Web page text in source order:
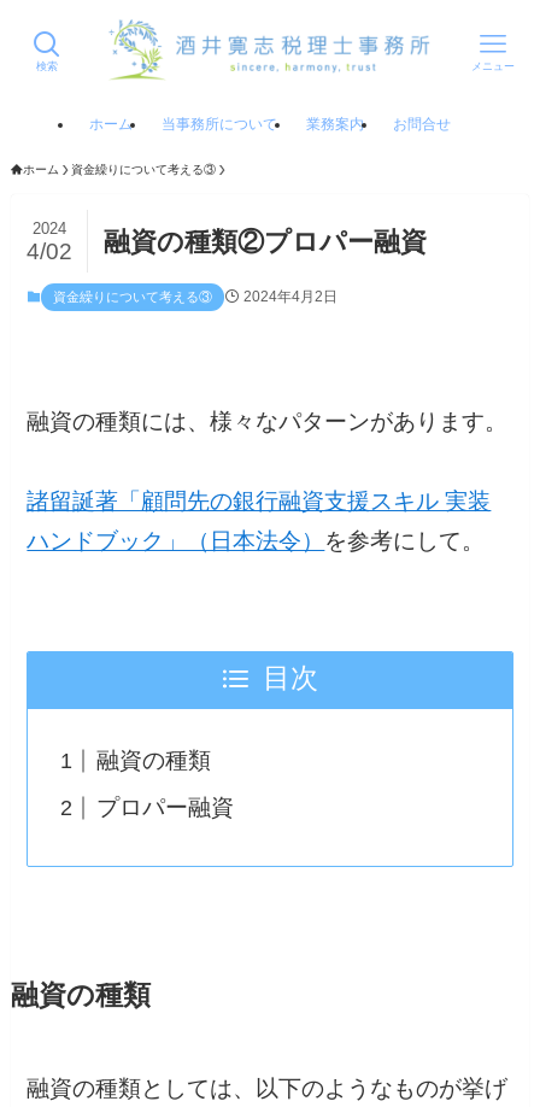
検索 メニュー
ホーム 当事務所について 業務案内 お問合せ
ホーム 資金繰りについて考える③
融資の種類②プロパー融資
2024
4/02
資金繰りについて考える③ 2024年4月2日
融資の種類には、様々なパターンがあります。
諸留誕著「顧問先の銀行融資支援スキル 実装
ハンドブック」（日本法令） を参考にして。
目次
融資の種類
プロパー融資
融資の種類
融資の種類としては、以下のようなものが挙げ